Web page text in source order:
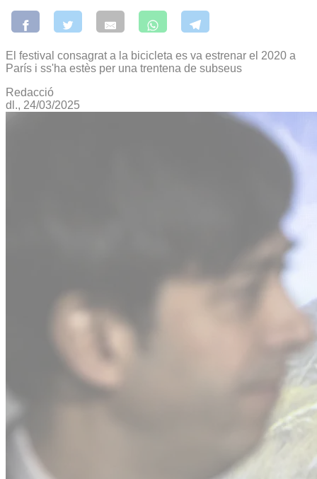
El festival consagrat a la bicicleta es va estrenar el 2020 a
París i ss'ha estès per una trentena de subseus
Redacció
dl., 24/03/2025